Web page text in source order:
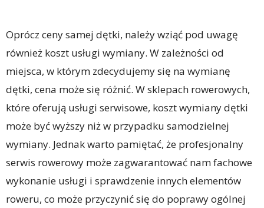
Oprócz ceny samej dętki, należy wziąć pod uwagę
również koszt usługi wymiany. W zależności od
miejsca, w którym zdecydujemy się na wymianę
dętki, cena może się różnić. W sklepach rowerowych,
które oferują usługi serwisowe, koszt wymiany dętki
może być wyższy niż w przypadku samodzielnej
wymiany. Jednak warto pamiętać, że profesjonalny
serwis rowerowy może zagwarantować nam fachowe
wykonanie usługi i sprawdzenie innych elementów
roweru, co może przyczynić się do poprawy ogólnej